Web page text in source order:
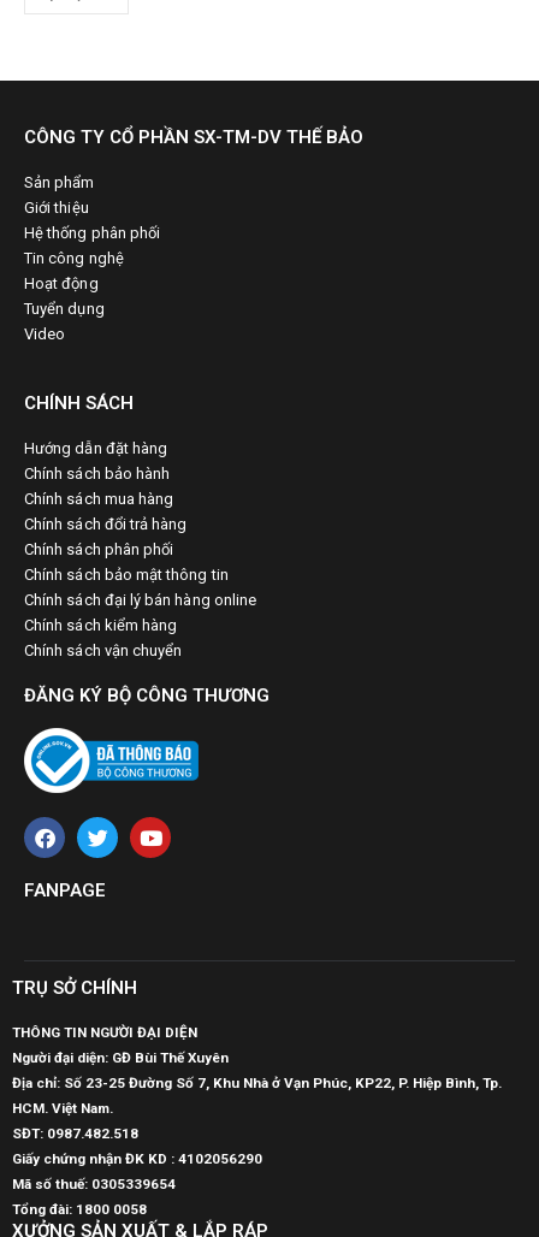
CÔNG TY CỔ PHẦN SX-TM-DV THẾ BẢO
Sản phẩm
Giới thiệu
Hệ thống phân phối
Tin công nghệ
Hoạt động
Tuyển dụng
Video
CHÍNH SÁCH
Hướng dẫn đặt hàng
Chính sách bảo hành
Chính sách mua hàng
Chính sách đổi trả hàng
Chính sách phân phối
Chính sách bảo mật thông tin
Chính sách đại lý bán hàng online
Chính sách kiểm hàng
Chính sách vận chuyển
ĐĂNG KÝ BỘ CÔNG THƯƠNG
FANPAGE
TRỤ SỞ CHÍNH
THÔNG TIN NGƯỜI ĐẠI DIỆN
Người đại diện: GĐ Bùi Thế Xuyên
Địa chỉ: Số 23-25 Đường Số 7, Khu Nhà ở Vạn Phúc, KP22, P. Hiệp Bình, Tp.
HCM. Việt Nam.
SĐT: 0987.482.518
Giấy chứng nhận ĐK KD : 4102056290
Mã số thuế: 0305339654
Tổng đài: 1800 0058
XƯỞNG SẢN XUẤT & LẮP RÁP